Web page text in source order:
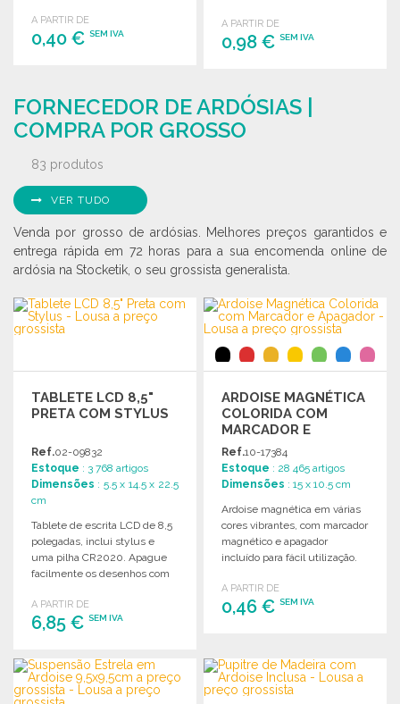
A PARTIR DE
0,40 € SEM IVA
Solicitar um orçamento
A PARTIR DE
0,98 €SEM IVA
Solicitar um orçamento
FORNECEDOR DE ARDÓSIAS |
COMPRA POR GROSSO
83 produtos
VER TUDO
Venda por grosso de ardósias. Melhores preços garantidos e
entrega rápida em 72 horas para a sua encomenda online de
ardósia na Stocketik, o seu grossista generalista.
TABLETE LCD 8,5"
PRETA COM STYLUS
Ref.02-09832
Estoque : 3 768 artigos
Dimensões : 5.5 x 14.5 x 22.5
cm
Tablete de escrita LCD de 8,5
polegadas, inclui stylus e
uma pilha CR2020. Apague
facilmente os desenhos com
A PARTIR DE
6,85 € SEM IVA
ENCOMENDAR
Solicitar um orçamento
ARDOISE MAGNÉTICA
COLORIDA COM
MARCADOR E
APAGADOR A PREÇO
GROSSISTA
Ref.10-17384
Estoque : 28 465 artigos
Dimensões : 15 x 10.5 cm
Ardoise magnética em várias
cores vibrantes, com marcador
magnético e apagador
incluído para fácil utilização.
A PARTIR DE
0,46 €SEM IVA
Solicitar um orçamento